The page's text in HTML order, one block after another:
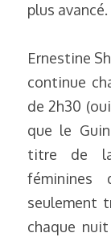
plus avancé.
Ernestine
continue
de 2h30
que le
titre de la
seulement
chaque